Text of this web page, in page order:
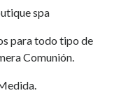
spa
para todo tipo de
Comunión.